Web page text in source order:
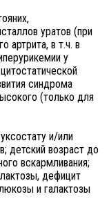
уратов (при
артрита, в т.ч. в
у
синдрома
(только для
и/или
детский возраст до
вскармливания;
дефицит
и галактозы